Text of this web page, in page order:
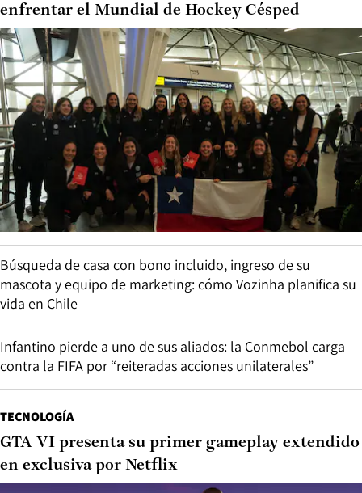
enfrentar el Mundial de Hockey Césped
Búsqueda de casa con bono incluido, ingreso de su
mascota y equipo de marketing: cómo Vozinha planifica su
vida en Chile
Infantino pierde a uno de sus aliados: la Conmebol carga
contra la FIFA por “reiteradas acciones unilaterales”
TECNOLOGÍA
GTA VI presenta su primer gameplay extendido
en exclusiva por Netflix